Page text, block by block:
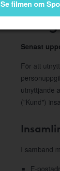
Se filmen om
Senast
För att
utnyttjande
("Kund")
I samband
E-